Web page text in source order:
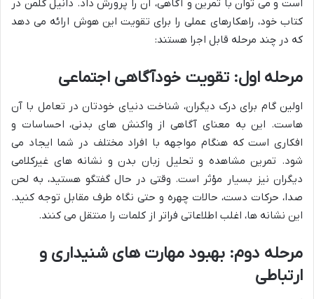
است و می توان با تمرین و آگاهی، آن را پرورش داد. دانیل گلمن در
کتاب خود، راهکارهای عملی را برای تقویت این هوش ارائه می دهد
که در چند مرحله قابل اجرا هستند:
مرحله اول: تقویت خودآگاهی اجتماعی
اولین گام برای درک دیگران، شناخت دنیای خودتان در تعامل با آن
هاست. این به معنای آگاهی از واکنش های بدنی، احساسات و
افکاری است که هنگام مواجهه با افراد مختلف در شما ایجاد می
شود. تمرین مشاهده و تحلیل زبان بدن و نشانه های غیرکلامی
دیگران نیز بسیار مؤثر است. وقتی در حال گفتگو هستید، به لحن
صدا، حرکات دست، حالات چهره و حتی نگاه طرف مقابل توجه کنید.
این نشانه ها، اغلب اطلاعاتی فراتر از کلمات را منتقل می کنند.
مرحله دوم: بهبود مهارت های شنیداری و
ارتباطی